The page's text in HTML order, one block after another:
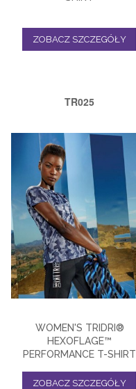
ZOBACZ SZCZEGÓŁY
TR025
WOMEN'S TRIDRI®
HEXOFLAGE™
PERFORMANCE T-SHIRT
ZOBACZ SZCZEGÓŁY